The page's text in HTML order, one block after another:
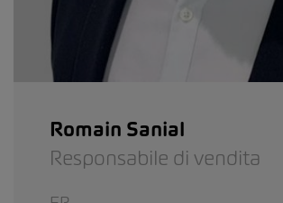
Romain Sanial
Responsabile di vendita